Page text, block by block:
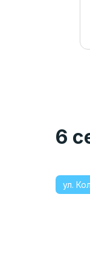
6
ул.